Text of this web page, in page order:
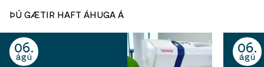
ÞÚ GÆTIR HAFT ÁHUGA Á
06
ágú
06
ágú